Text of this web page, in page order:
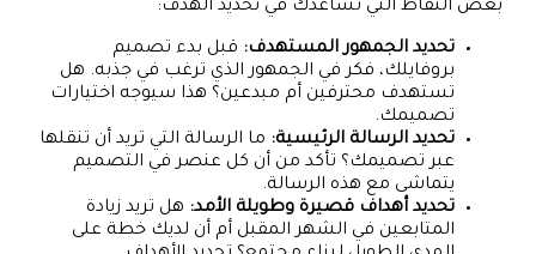
بعض النقاط التي تساعدك في تحديد الهدف:
تحديد الجمهور المستهدف: قبل بدء تصميم
بروفايلك، فكر في الجمهور الذي ترغب في جذبه. هل
تستهدف محترفين أم مبدعين؟ هذا سيوجه اختيارات
تصميمك.
تحديد الرسالة الرئيسية: ما الرسالة التي تريد أن تنقلها
عبر تصميمك؟ تأكد من أن كل عنصر في التصميم
يتماشى مع هذه الرسالة.
تحديد أهداف قصيرة وطويلة الأمد: هل تريد زيادة
المتابعين في الشهر المقبل أم أن لديك خطة على